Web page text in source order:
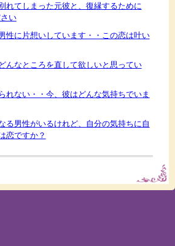
れてしまった元彼と、復縁するために
い
性に片想いしています・・この恋は叶い
んなところを直して欲しいと思ってい
れない・・今、彼はどんな気持ちでいま
る男性がいるけれど、自分の気持ちに自
恋ですか？